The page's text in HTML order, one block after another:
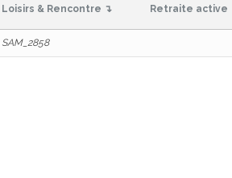
Loisirs & Rencontre ↴ Retraite active
SAM_2858